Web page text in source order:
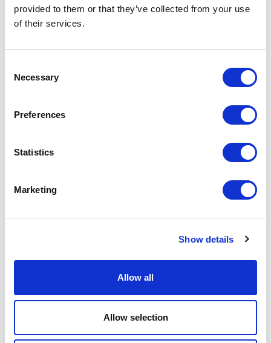
provided to them or that they’ve collected from your use
of their services.
Selection
Necessary
Preferences
Statistics
Marketing
Show details
Allow all
Allow selection
Tickets.ua создает ощущение доверия и
безопасности при оплате. Клиенты видят знакомый
пользовательского опыта и удержанию клиентов.